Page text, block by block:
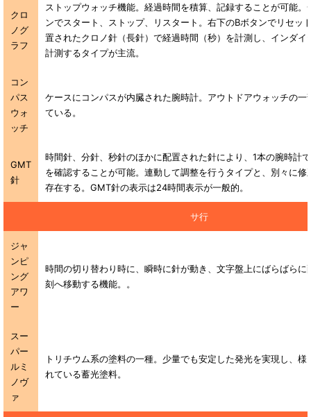
クロ
ノグ
ラフ
ストップウォッチ機能。経過時間を積算、記録することが可能。
ンでスタート、ストップ、リスタート。右下のBボタンでリセッ
置されたクロノ針（長針）で経過時間（秒）を計測し、インダイ
計測するタイプが主流。
コン
パス
ウォ
ッチ
ケースにコンパスが内臓された腕時計。アウトドアウォッチの一
ている。
GMT
針
時間針、分針、秒針のほかに配置された針により、1本の腕時計
を確認することが可能。連動して調整を行うタイプと、別々に修
存在する。GMT針の表示は24時間表示が一般的。
サ行
ジャ
ンピ
ング
アワ
ー
時間の切り替わり時に、瞬時に針が動き、文字盤上にばらばらに
刻へ移動する機能。。
スー
パー
ルミ
ノヴ
ァ
トリチウム系の塗料の一種。少量でも安定した発光を実現し、様
れている蓄光塗料。